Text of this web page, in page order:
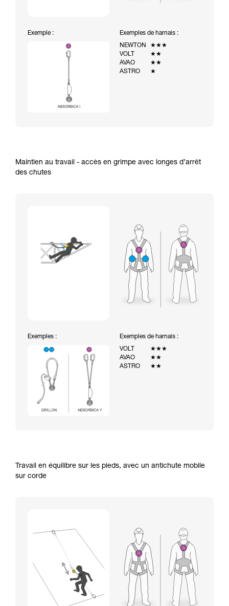
Exemple :
Exemples de harnais :
NEWTON
★★★
VOLT
★★
AVAO
★★
ASTRO
★
Maintien au travail - accès en grimpe avec longes d’arrêt
des chutes
Exemples :
Exemples de harnais :
VOLT
★★★
AVAO
★★
ASTRO
★★
Travail en équilibre sur les pieds, avec un antichute mobile
sur corde